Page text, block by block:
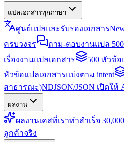
แปลเอกสารทุกภาษา
ศูนย์แปลและรับรองเอกสาร
ครบวงจร
ถาม-ตอบงานแปล
เรื่องงานแปลเอกสาร
500 หัวข้
หัวข้อแปลเอกสารแบ่งตาม intent
สาธารณะ)NDJSON/JSON เปิดใ
ผลงาน
ผลงานเคสที่เราทำสำเร็จ
ลูกค้าจริง